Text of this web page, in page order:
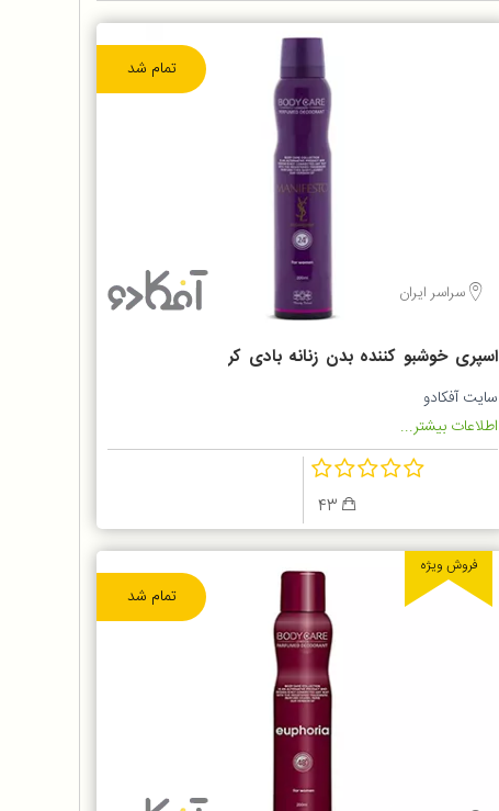
تمام شد
سراسر ایران
اسپری خوشبو کننده بدن زنانه بادی کر
Manifesto
سایت آفکادو
اطلاعات بیشتر...
تمام شد
فروش ویژه